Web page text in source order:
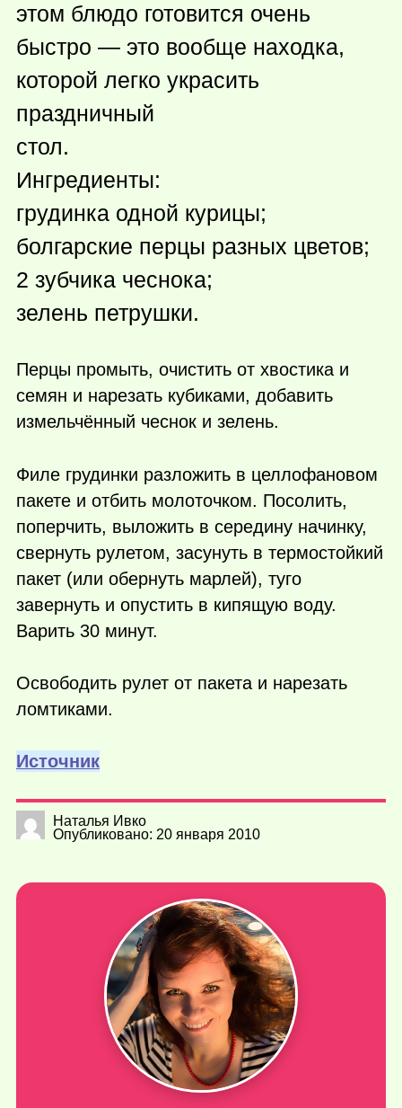
этом блюдо готовится очень
быстро — это вообще находка,
которой легко украсить
праздничный
стол.
Ингредиенты:
грудинка одной курицы;
болгарские перцы разных цветов;
2 зубчика чеснока;
зелень петрушки.
Перцы промыть, очистить от хвостика и
семян и нарезать кубиками, добавить
измельчённый чеснок и зелень.
Филе грудинки разложить в целлофановом
пакете и отбить молоточком. Посолить,
поперчить, выложить в середину начинку,
свернуть рулетом, засунуть в термостойкий
пакет (или обернуть марлей), туго
завернуть и опустить в кипящую воду.
Варить 30 минут.
Освободить рулет от пакета и нарезать
ломтиками.
Источник
Наталья Ивко
Опубликовано: 20 января 2010